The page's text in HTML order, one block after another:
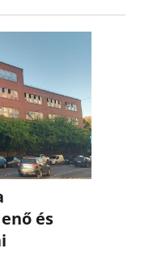
és